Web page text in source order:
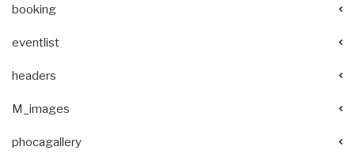
booking
eventlist
headers
M_images
phocagallery